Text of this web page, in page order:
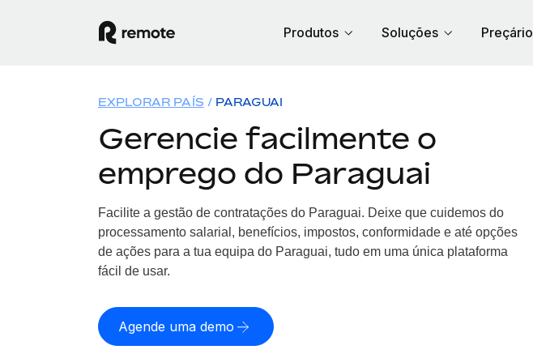
Produtos Soluções Preçário
EXPLORAR PAÍS PARAGUAI
Gerencie facilmente o
emprego do Paraguai
Facilite a gestão de contratações doParaguai. Deixe que cuidemos do
processamento salarial, benefícios, impostos, conformidade e até opções
de ações para a tua equipa doParaguai, tudo em uma única plataforma
fácil de usar.
Agende uma demo